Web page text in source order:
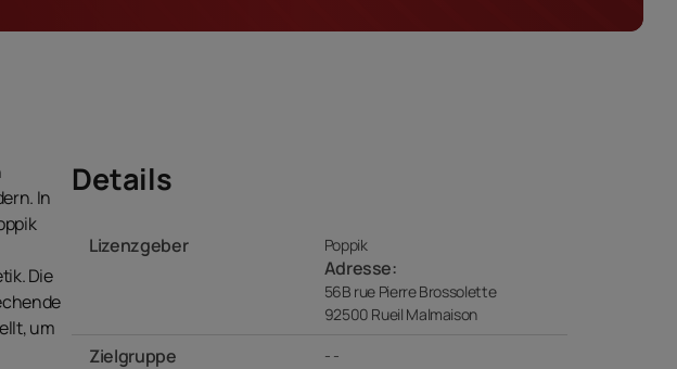
In
Die
um
Details
Lizenzgeber Poppik
Adresse:
56B rue Pierre Brossolette
92500 Rueil Malmaison
Zielgruppe - -